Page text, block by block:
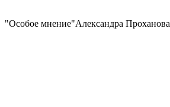
"Особое мнение"Александра Проханова